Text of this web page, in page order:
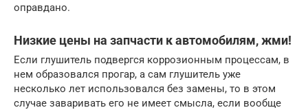
оправдано.
Низкие цены на запчасти к автомобилям, жми!
Если глушитель подвергся коррозионным процессам, в
нем образовался прогар, а сам глушитель уже
несколько лет использовался без замены, то в этом
случае заваривать его не имеет смысла, если вообще